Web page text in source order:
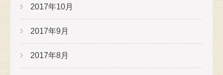
2017年10月
2017年9月
2017年8月